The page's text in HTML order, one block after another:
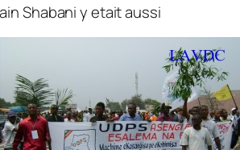
Shabani y etait aussi